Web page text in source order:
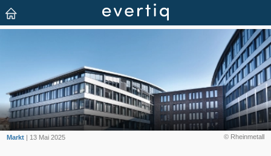
© Rheinmetall
Markt | 13 Mai 2025